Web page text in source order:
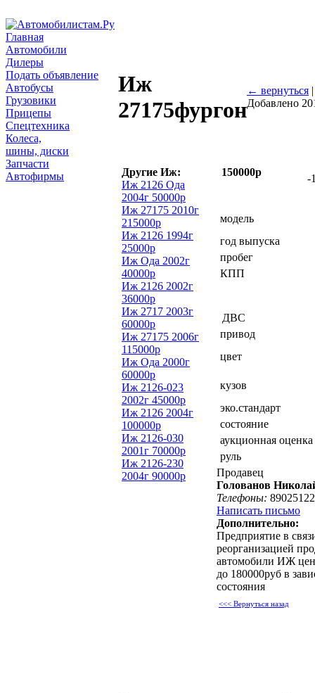
Главная
Автомобили
Дилеры
Подать объявление
Автобусы
Грузовики
Прицепы
Спецтехника
Колеса,
шины, диски
Запчасти
Автофирмы
Иж
27175фургон
← вернуться
Добавлено
Другие Иж:
Иж 2126 Ода
2004г 50000р
Иж 27175 2010г
215000р
Иж 2126 1994г
25000р
Иж Ода 2002г
40000р
Иж 2126 2002г
36000р
Иж 2717 2003г
60000р
Иж 27175 2006г
115000р
Иж Ода 2000г
60000р
Иж 2126-023
2002г 45000р
Иж 2126 2004г
100000р
Иж 2126-030
2001г 70000р
Иж 2126-230
2004г 90000р
150000р
-
модель
год выпуска
пробег
КПП
ДВС
привод
цвет
кузов
эко.стандарт
состояние
аукционная оценка
руль
Продавец
Голованов
Телефоны:
Написать письмо
Дополнительно:
Предприятие в
реорганизацией
автомобили ИЖ
до 180000руб в
состояния
<<< Вернуться назад